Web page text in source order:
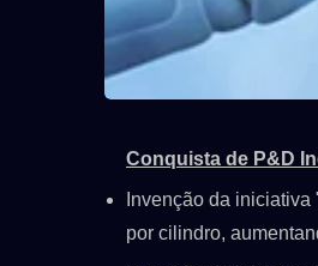
Conquista de P&D
Invenção da
por cilindro,